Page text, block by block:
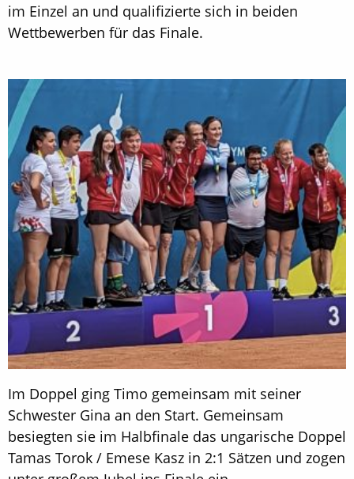
im Einzel an und qualifizierte sich in beiden
Wettbewerben für das Finale.
Im Doppel ging Timo gemeinsam mit seiner
Schwester Gina an den Start. Gemeinsam
besiegten sie im Halbfinale das ungarische Doppel
Tamas Torok / Emese Kasz in 2:1 Sätzen und zogen